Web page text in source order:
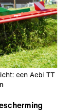
een Aebi TT